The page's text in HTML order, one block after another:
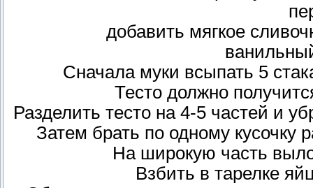
добавить мягкое
Сначала муки всыпать 5
Тесто должно
Разделить тесто на 4-5 частей и
Затем брать по одному кусочку
На широкую часть
Взбить в тарелке